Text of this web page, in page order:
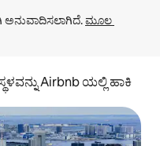
ಅನುವಾದಿಸಲಾಗಿದೆ. ಮೂಲ
Airbnb ಯಲ್ಲಿ ಹಾಕಿ